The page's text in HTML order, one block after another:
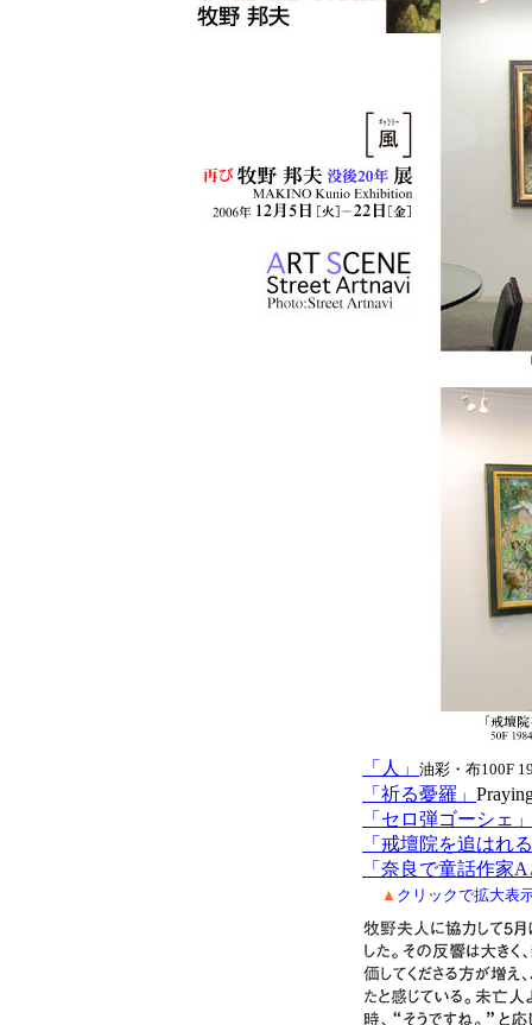
「人」 油彩・布100F
「祈る憂羅」
「セロ弾ゴーシェ」
「戒壇院を追はれ
「奈良で童話作家
▲ クリックで拡大表